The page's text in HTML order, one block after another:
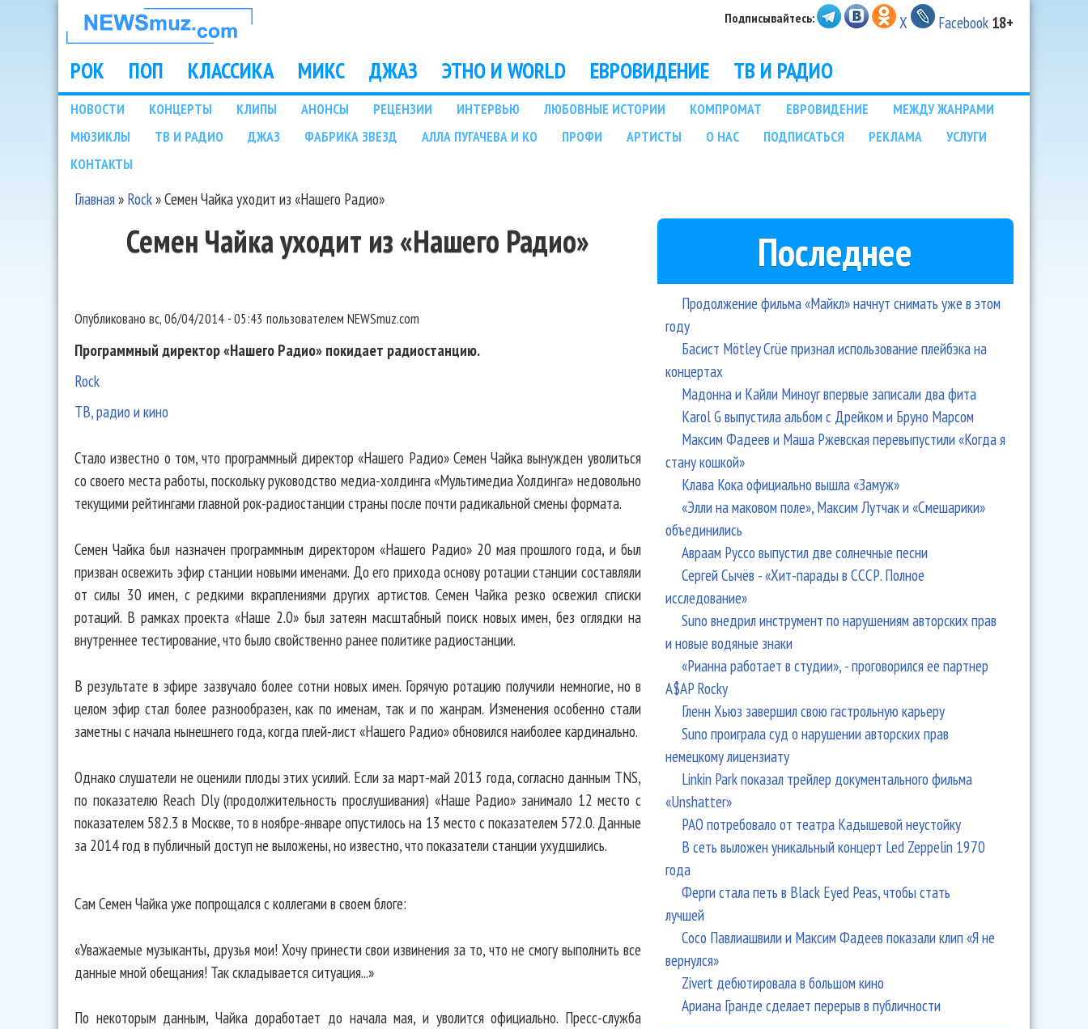
НОВОСТИ
МУЗЫКИ И
ШОУ БИЗНЕСА
NEWSMUZ.COM
Подписывайтесь: X Facebook 18+
Main menu
РОК ПОП КЛАССИКА МИКС ДЖАЗ ЭТНО И WORLD ЕВРОВИДЕНИЕ ТВ И РАДИО
Подразделы
НОВОСТИ КОНЦЕРТЫ КЛИПЫ АНОНСЫ РЕЦЕНЗИИ ИНТЕРВЬЮ ЛЮБОВНЫЕ ИСТОРИИ КОМПРОМАТ ЕВРОВИДЕНИЕ
МЕЖДУ ЖАНРАМИ
МЮЗИКЛЫ
ТВ И РАДИО ДЖАЗ ФАБРИКА ЗВЕЗД АЛЛА ПУГАЧЕВА И КО ПРОФИ АРТИСТЫ О НАС ПОДПИСАТЬСЯ РЕКЛАМА
УСЛУГИ
КОНТАКТЫ
Главная» Rock»Семен Чайка уходит из «Нашего Радио»
Семен Чайка уходит из «Нашего Радио»
Опубликовано вс, 06/04/2014 - 05:43 пользователем NEWSmuz.com
Программный директор «Нашего Радио» покидает радиостанцию.
Rock
ТВ, радио и кино
Стало известно о том, что программный директор «Нашего Радио» Семен Чайка вынужден уволиться
со своего места работы, поскольку руководство медиа-холдинга «Мультимедиа Холдинга» недовольно
текущими рейтингами главной рок-радиостанции страны после почти радикальной смены формата.
Семен Чайка был назначен программным директором «Нашего Радио» 20 мая прошлого года, и был
призван освежить эфир станции новыми именами. До его прихода основу ротации станции составляли
от силы 30 имен, с редкими вкраплениями других артистов. Семен Чайка резко освежил списки
ротаций. В рамках проекта «Наше 2.0» был затеян масштабный поиск новых имен, без оглядки на
внутреннее тестирование, что было свойственно ранее политике радиостанции.
В результате в эфире зазвучало более сотни новых имен. Горячую ротацию получили немногие, но в
целом эфир стал более разнообразен, как по именам, так и по жанрам. Изменения особенно стали
заметны с начала нынешнего года, когда плей-лист «Нашего Радио» обновился наиболее кардинально.
Однако слушатели не оценили плоды этих усилий. Если за март-май 2013 года, согласно данным TNS,
по показателю Reach Dly (продолжительность прослушивания) «Наше Радио» занимало 12 место с
показателем 582.3 в Москве, то в ноябре-январе опустилось на 13 место с показателем 572.0. Данные
за 2014 год в публичный доступ не выложены, но известно, что показатели станции ухудшились.
Сам Семен Чайка уже попрощался с коллегами в своем блоге:
«Уважаемые музыканты, друзья мои! Хочу принести свои извинения за то, что не смогу выполнить все
данные мной обещания! Так складывается ситуация...»
По некоторым данным, Чайка доработает до начала мая, и уволится официально. Пресс-служба
Последнее
Продолжение фильма «Майкл» начнут снимать уже в этом
году
Басист Mötley Crüe признал использование плейбэка на
концертах
Мадонна и Кайли Миноуг впервые записали два фита
Karol G выпустила альбом с Дрейком и Бруно Марсом
Максим Фадеев и Маша Ржевская перевыпустили «Когда я
стану кошкой»
Клава Кока официально вышла «Замуж»
«Элли на маковом поле», Максим Лутчак и «Смешарики»
объединились
Авраам Руссо выпустил две солнечные песни
Сергей Сычёв - «Хит-парады в СССР. Полное
исследование»
Suno внедрил инструмент по нарушениям авторских прав
и новые водяные знаки
«Рианна работает в студии», - проговорился ее партнер
A$AP Rocky
Гленн Хьюз завершил свою гастрольную карьеру
Suno проиграла суд о нарушении авторских прав
немецкому лицензиату
Linkin Park показал трейлер документального фильма
«Unshatter»
РАО потребовало от театра Кадышевой неустойку
В сеть выложен уникальный концерт Led Zeppelin 1970
года
Ферги стала петь в Black Eyed Peas, чтобы стать
лучшей
Сосо Павлиашвили и Максим Фадеев показали клип «Я не
вернулся»
Zivert дебютировала в большом кино
Ариана Гранде сделает перерыв в публичности